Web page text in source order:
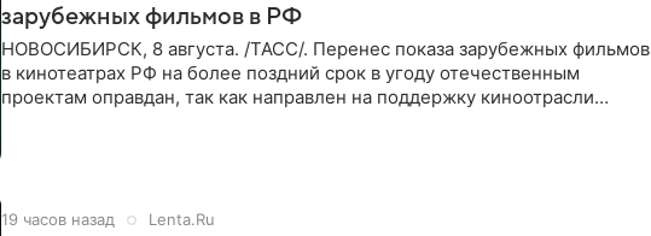
зарубежных фильмов в РФ
НОВОСИБИРСК, 8 августа. /ТАСС/. Перенес показа зарубежных фильмов
в кинотеатрах РФ на более поздний срок в угоду отечественным
проектам оправдан, так как направлен на поддержку киноотрасли
19 часов назад Lenta.Ru